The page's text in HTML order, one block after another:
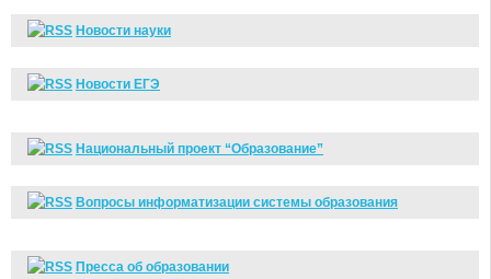
Новости науки
Новости ЕГЭ
Национальный проект “Образование”
Вопросы информатизации системы образования
Пресса об образовании